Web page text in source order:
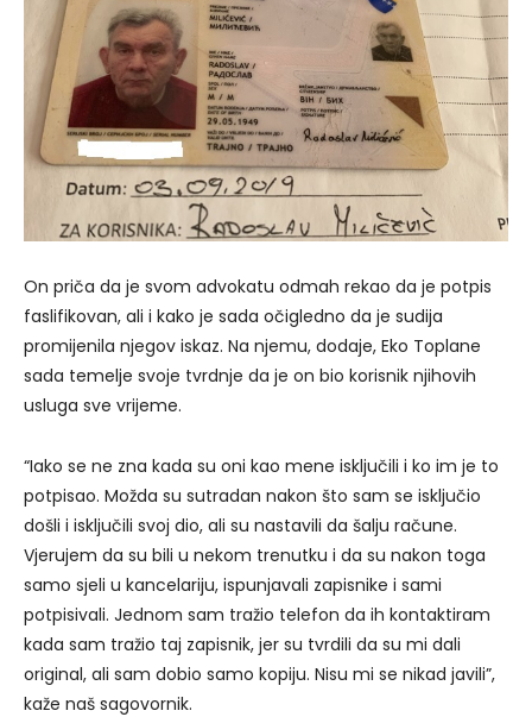
On priča da je svom advokatu odmah rekao da je potpis
faslifikovan, ali i kako je sada očigledno da je sudija
promijenila njegov iskaz. Na njemu, dodaje, Eko Toplane
sada temelje svoje tvrdnje da je on bio korisnik njihovih
usluga sve vrijeme.
“Iako se ne zna kada su oni kao mene isključili i ko im je to
potpisao. Možda su sutradan nakon što sam se isključio
došli i isključili svoj dio, ali su nastavili da šalju račune.
Vjerujem da su bili u nekom trenutku i da su nakon toga
samo sjeli u kancelariju, ispunjavali zapisnike i sami
potpisivali. Jednom sam tražio telefon da ih kontaktiram
kada sam tražio taj zapisnik, jer su tvrdili da su mi dali
original, ali sam dobio samo kopiju. Nisu mi se nikad javili”,
kaže naš sagovornik.